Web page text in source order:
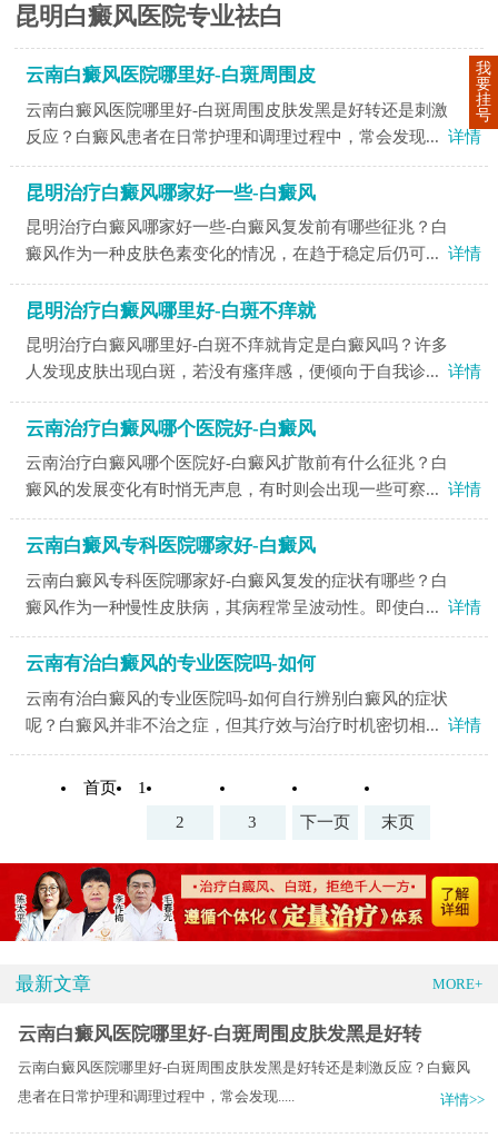
昆明白癜风医院专业祛白
云南白癜风医院哪里好-白斑周围皮
云南白癜风医院哪里好-白斑周围皮肤发黑是好转还是刺激
反应？白癜风患者在日常护理和调理过程中，常会发现... 详情
昆明治疗白癜风哪家好一些-白癜风
昆明治疗白癜风哪家好一些-白癜风复发前有哪些征兆？白
癜风作为一种皮肤色素变化的情况，在趋于稳定后仍可... 详情
昆明治疗白癜风哪里好-白斑不痒就
昆明治疗白癜风哪里好-白斑不痒就肯定是白癜风吗？许多
人发现皮肤出现白斑，若没有瘙痒感，便倾向于自我诊... 详情
云南治疗白癜风哪个医院好-白癜风
云南治疗白癜风哪个医院好-白癜风扩散前有什么征兆？白
癜风的发展变化有时悄无声息，有时则会出现一些可察... 详情
云南白癜风专科医院哪家好-白癜风
云南白癜风专科医院哪家好-白癜风复发的症状有哪些？白
癜风作为一种慢性皮肤病，其病程常呈波动性。即使白... 详情
云南有治白癜风的专业医院吗-如何
云南有治白癜风的专业医院吗-如何自行辨别白癜风的症状
呢？白癜风并非不治之症，但其疗效与治疗时机密切相... 详情
首页
1
2
3 下一页 末页
最新文章 MORE+
云南白癜风医院哪里好-白斑周围皮肤发黑是好转
云南白癜风医院哪里好-白斑周围皮肤发黑是好转还是刺激反应？白癜风
患者在日常护理和调理过程中，常会发现.....
详情>>
我
要
挂
号